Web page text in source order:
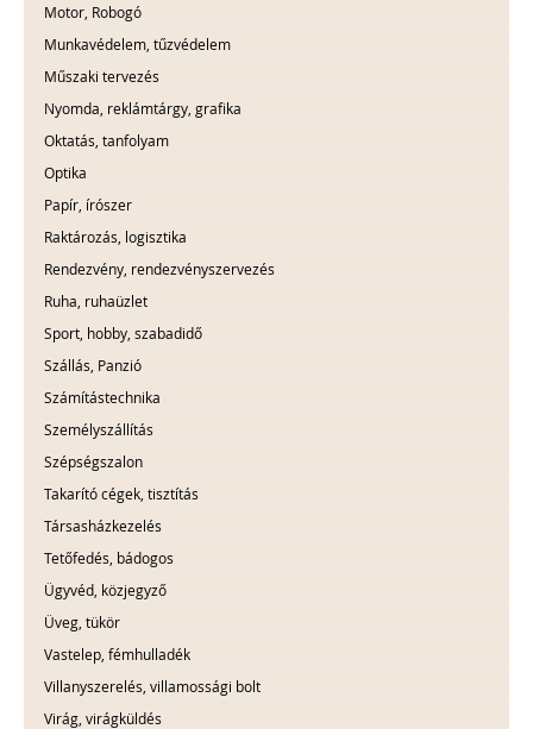
Motor, Robogó
Munkavédelem, tűzvédelem
Műszaki tervezés
Nyomda, reklámtárgy, grafika
Oktatás, tanfolyam
Optika
Papír, írószer
Raktározás, logisztika
Rendezvény, rendezvényszervezés
Ruha, ruhaüzlet
Sport, hobby, szabadidő
Szállás, Panzió
Számítástechnika
Személyszállítás
Szépségszalon
Takarító cégek, tisztítás
Társasházkezelés
Tetőfedés, bádogos
Ügyvéd, közjegyző
Üveg, tükör
Vastelep, fémhulladék
Villanyszerelés, villamossági bolt
Virág, virágküldés